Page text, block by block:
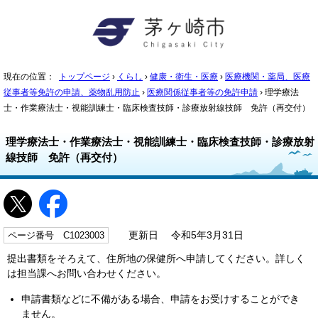
現在の位置： トップページ › くらし › 健康・衛生・医療 › 医療機関・薬局、医療
従事者等免許の申請、薬物乱用防止 › 医療関係従事者等の免許申請 › 理学療法
士・作業療法士・視能訓練士・臨床検査技師・診療放射線技師 免許（再交付）
理学療法士・作業療法士・視能訓練士・臨床検査技師・診療放射
線技師 免許（再交付）
ページ番号 C1023003 更新日 令和5年3月31日
提出書類をそろえて、住所地の保健所へ申請してください。詳しく
は担当課へお問い合わせください。
申請書類などに不備がある場合、申請をお受けすることができ
ません。